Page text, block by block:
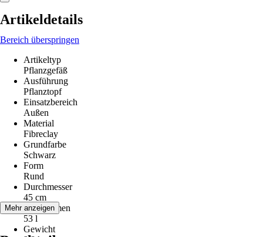
Artikeldetails
Bereich überspringen
Artikeltyp
Pflanzgefäß
Ausführung
Pflanztopf
Einsatzbereich
Außen
Material
Fibreclay
Grundfarbe
Schwarz
Form
Rund
Durchmesser
45 cm
Füllvolumen
53 l
Gewicht
Mehr anzeigen